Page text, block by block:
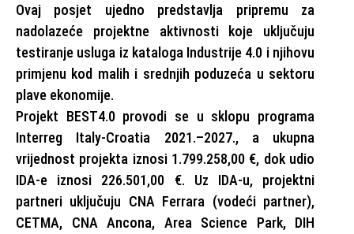
Ovaj posjet ujedno predstavlja pripremu za
nadolazeće projektne aktivnosti koje uključuju
testiranje usluga iz kataloga Industrije 4.0 i njihovu
primjenu kod malih i srednjih poduzeća u sektoru
plave ekonomije.
Projekt BEST4.0 provodi se u sklopu programa
Interreg Italy-Croatia 2021.–2027., a ukupna
vrijednost projekta iznosi 1.799.258,00 €, dok udio
IDA-e iznosi 226.501,00 €. Uz IDA-u, projektni
partneri uključuju CNA Ferrara (vodeći partner),
CETMA, CNA Ancona, Area Science Park, DIH